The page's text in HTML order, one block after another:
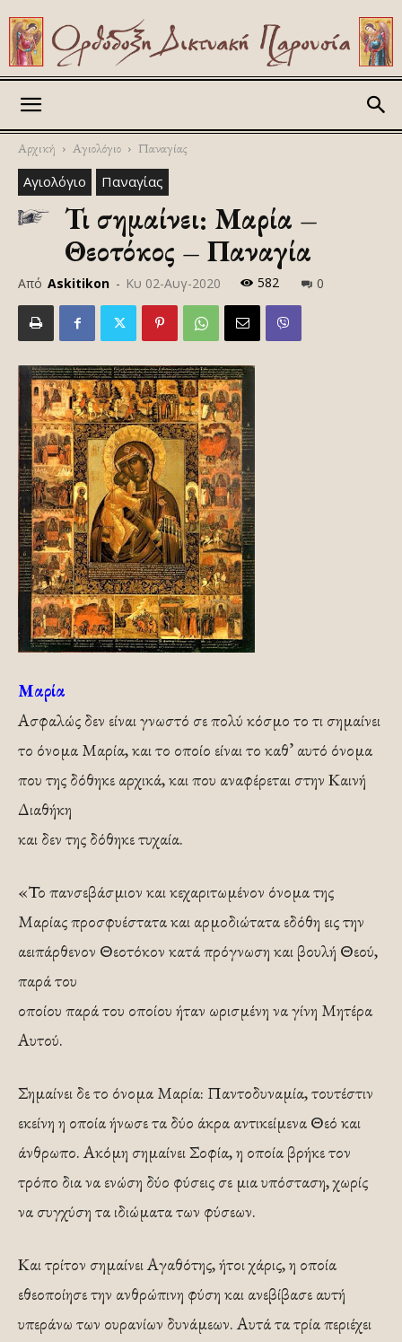
Αρχική Αγιολόγιο Παναγίας
Αγιολόγιο Παναγίας
Τι σημαίνει: Μαρία –
Θεοτόκος – Παναγία
Από Askitikon - Κυ 02-Αυγ-2020 582 0
Μαρία
Ασφαλώς δεν είναι γνωστό σε πολύ κόσμο το τι σημαίνει
το όνομα Μαρία, και το οποίο είναι το καθ’ αυτό όνομα
που της δόθηκε αρχικά, και που αναφέρεται στην Καινή
Διαθήκη
και δεν της δόθηκε τυχαία.
«Το πανσεβάσμιον και κεχαριτωμένον όνομα της
Μαρίας προσφυέστατα και αρμοδιώτατα εδόθη εις την
αειπάρθενον Θεοτόκον κατά πρόγνωση και βουλή Θεού,
παρά του
οποίου παρά του οποίου ήταν ωρισμένη να γίνη Μητέρα
Αυτού.
Σημαίνει δε το όνομα Μαρία: Παντοδυναμία, τουτέστιν
εκείνη η οποία ήνωσε τα δύο άκρα αντικείμενα Θεό και
άνθρωπο. Ακόμη σημαίνει Σοφία, η οποία βρήκε τον
τρόπο δια να ενώση δύο φύσεις σε μια υπόσταση, χωρίς
να συγχύση τα ιδιώματα των φύσεων.
Και τρίτον σημαίνει Αγαθότης, ήτοι χάρις, η οποία
εθεοποίησε την ανθρώπινη φύση και ανεβίβασε αυτή
υπεράνω των ουρανίων δυνάμεων. Αυτά τα τρία περιέχει